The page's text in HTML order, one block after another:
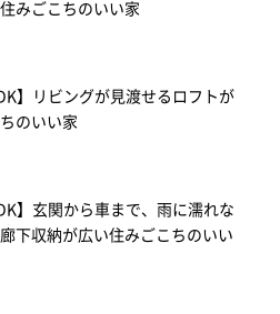
みごこちのいい家
】リビングが見渡せるロフトが
のいい家
】玄関から車まで、雨に濡れな
下収納が広い住みごこちのいい